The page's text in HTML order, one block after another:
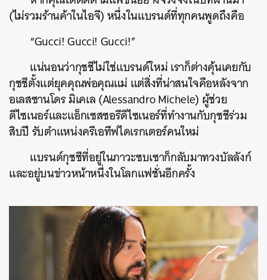
(ไม่รวมร้านค้าในไอจี) หนึ่งในแบรนด์ที่ทุกคนพูดถึงคือ
“Gucci! Gucci! Gucci!”
แน่นอนว่ากุชชีไม่ใช่แบรนด์ใหม่ เราก็ต่างคุ้นเคยกับ
กุชชีตั้งแต่ยุคคุณพ่อคุณแม่ แต่สิ่งที่น่าสนใจคือหลังจาก
อเลสซานโดร มิเคเล (Alessandro Michele) ผู้ช่วย
ดีไซเนอร์และแอ็กเซสซอรีดีไซเนอร์ที่ทำงานกับกุชชีร่วม
สิบปี รับตำแหน่งครีเอทีฟไดเรกเตอร์คนใหม่
แบรนด์กุชชีที่อยู่ในภาวะซบเซาก็กลับมาทวงบัลลังก์
และอยู่บนข่าวหน้าหนึ่งในโลกแฟชั่นอีกครั้ง